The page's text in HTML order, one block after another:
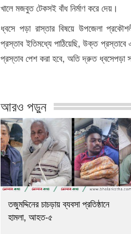
খালে মজবুত টেকসই বাঁধ নির্মাণ করে দেয়।
ধ্বসে পড়া রাস্তার বিষয়ে উপজেলা
প্রস্তাব ইতিমধ্যে পাঠিয়েছি, উক্ত
প্রস্তাব পেশ করা হবে, অতি দ্রুত ধ্বসেপড়া
আরও পড়ুন
তজুমদ্দিনের চাচড়ায় ব্যবসা প্রতিষ্ঠানে
হামলা, আহত-৫